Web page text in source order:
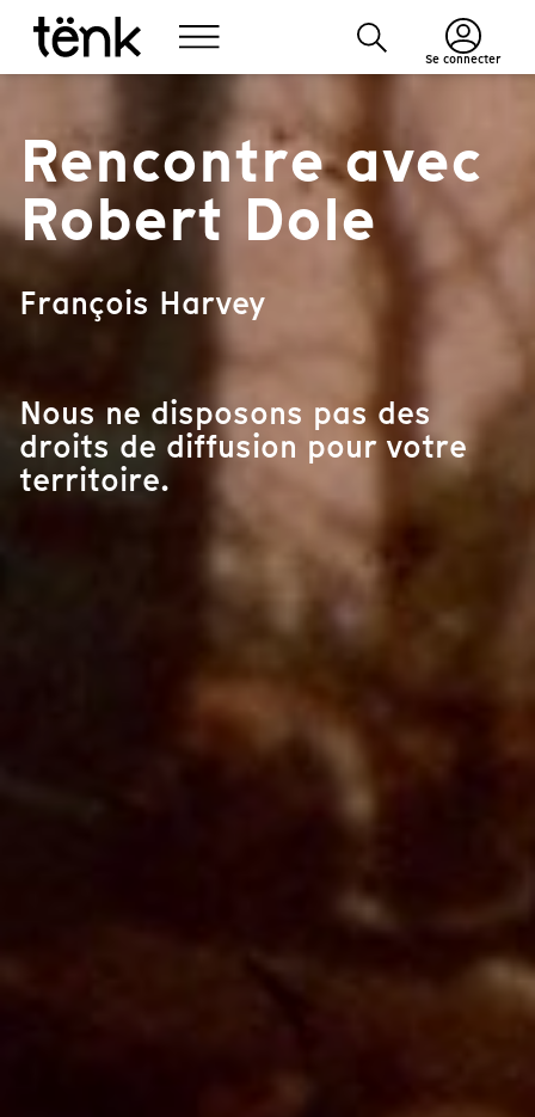
Se connecter
Rencontre avec
Robert Dole
François Harvey
Nous ne disposons pas des
droits de diffusion pour votre
territoire.